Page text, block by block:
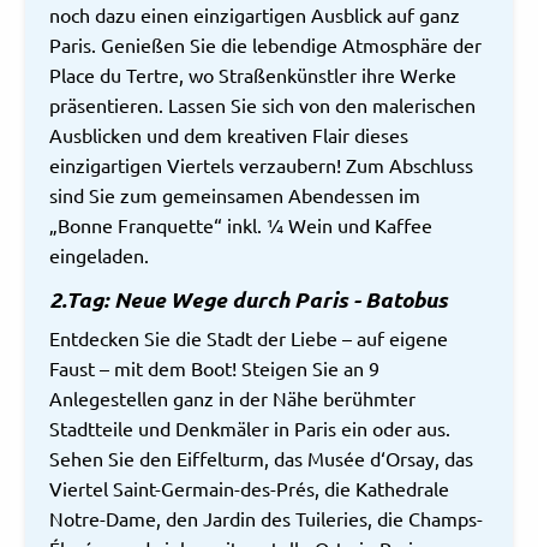
noch dazu einen einzigartigen Ausblick auf ganz
Paris. Genießen Sie die lebendige Atmosphäre der
Place du Tertre, wo Straßenkünstler ihre Werke
präsentieren. Lassen Sie sich von den malerischen
Ausblicken und dem kreativen Flair dieses
einzigartigen Viertels verzaubern! Zum Abschluss
sind Sie zum gemeinsamen Abendessen im
„Bonne Franquette“ inkl. ¼ Wein und Kaffee
eingeladen.
2.Tag: Neue Wege durch Paris - Batobus
Entdecken Sie die Stadt der Liebe – auf eigene
Faust – mit dem Boot! Steigen Sie an 9
Anlegestellen ganz in der Nähe berühmter
Stadtteile und Denkmäler in Paris ein oder aus.
Sehen Sie den Eiffelturm, das Musée d‘Orsay, das
Viertel Saint-Germain-des-Prés, die Kathedrale
Notre-Dame, den Jardin des Tuileries, die Champs-